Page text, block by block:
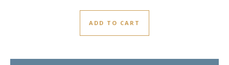
ADD TO CART